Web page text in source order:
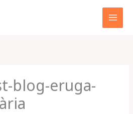
blog-eruga-